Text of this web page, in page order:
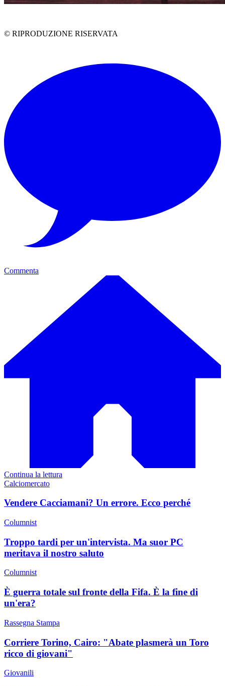
© RIPRODUZIONE RISERVATA
Commenta
Continua la lettura
Calciomercato
Vendere Cacciamani? Un errore. Ecco perché
Columnist
Troppo tardi per un'intervista. Ma suor PC
meritava il nostro saluto
Columnist
È guerra totale sul fronte della Fifa. È la fine di
un'era?
Rassegna Stampa
Corriere Torino, Cairo: "Abate plasmerà un Toro
ricco di giovani"
Giovanili